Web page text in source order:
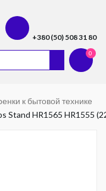
+380 (50) 508 31 80
0
к бытовой технике
Stand HR1565 HR1555